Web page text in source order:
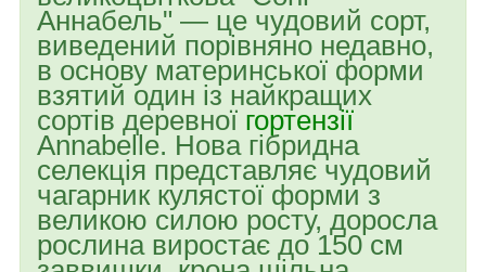
Аннабель" — це чудовий сорт,
виведений порівняно недавно,
в основу материнської форми
взятий один із найкращих
сортів деревної гортензії
Annabelle. Нова гібридна
селекція представляє чудовий
чагарник кулястої форми з
великою силою росту, доросла
рослина виростає до 150 см